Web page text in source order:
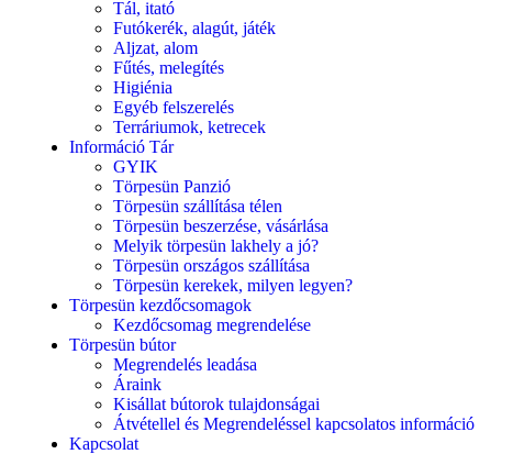
Tál, itató
Futókerék, alagút, játék
Aljzat, alom
Fűtés, melegítés
Higiénia
Egyéb felszerelés
Terráriumok, ketrecek
Információ Tár
GYIK
Törpesün Panzió
Törpesün szállítása télen
Törpesün beszerzése, vásárlása
Melyik törpesün lakhely a jó?
Törpesün országos szállítása
Törpesün kerekek, milyen legyen?
Törpesün kezdőcsomagok
Kezdőcsomag megrendelése
Törpesün bútor
Megrendelés leadása
Áraink
Kisállat bútorok tulajdonságai
Átvétellel és Megrendeléssel kapcsolatos információ
Kapcsolat